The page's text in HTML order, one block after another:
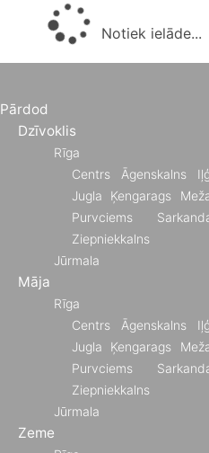
Notiek ielāde...
Pārdod
Dzīvoklis
Rīga
Centrs
Āgenskalns
Jugla
Ķengarags
Purvciems
Ziepniekkalns
Jūrmala
Māja
Rīga
Centrs
Āgenskalns
Jugla
Ķengarags
Purvciems
Ziepniekkalns
Jūrmala
Zeme